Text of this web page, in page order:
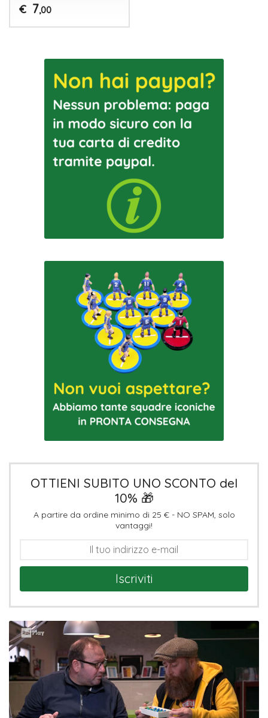
€ 7,00
OTTIENI SUBITO UNO SCONTO del
10% 🎁
A partire da ordine minimo di 25 € - NO SPAM, solo
vantaggi!
Iscriviti